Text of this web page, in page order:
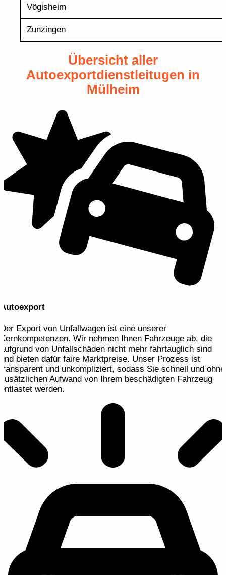
Vögisheim
Zunzingen
Übersicht aller
Autoexportdienstleitugen in
Mülheim
Autoexport
Der Export von Unfallwagen ist eine unserer
Kernkompetenzen. Wir nehmen Ihnen Fahrzeuge ab, die
aufgrund von Unfallschäden nicht mehr fahrtauglich sind
und bieten dafür faire Marktpreise. Unser Prozess ist
transparent und unkompliziert, sodass Sie schnell und ohne
zusätzlichen Aufwand von Ihrem beschädigten Fahrzeug
entlastet werden.